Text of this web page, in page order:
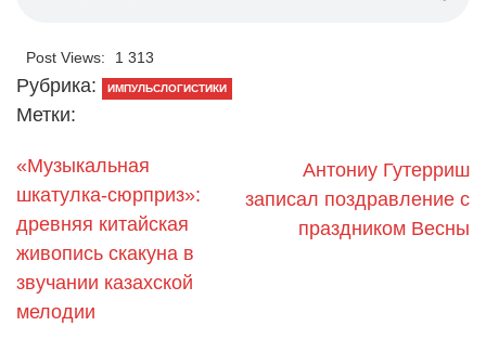
Post Views: 1 313
Рубрика: ИМПУЛЬСЛОГИСТИКИ
Метки:
«Музыкальная
шкатулка-сюрприз»:
древняя китайская
живопись скакуна в
звучании казахской
мелодии
Антониу Гутерриш
записал поздравление с
праздником Весны